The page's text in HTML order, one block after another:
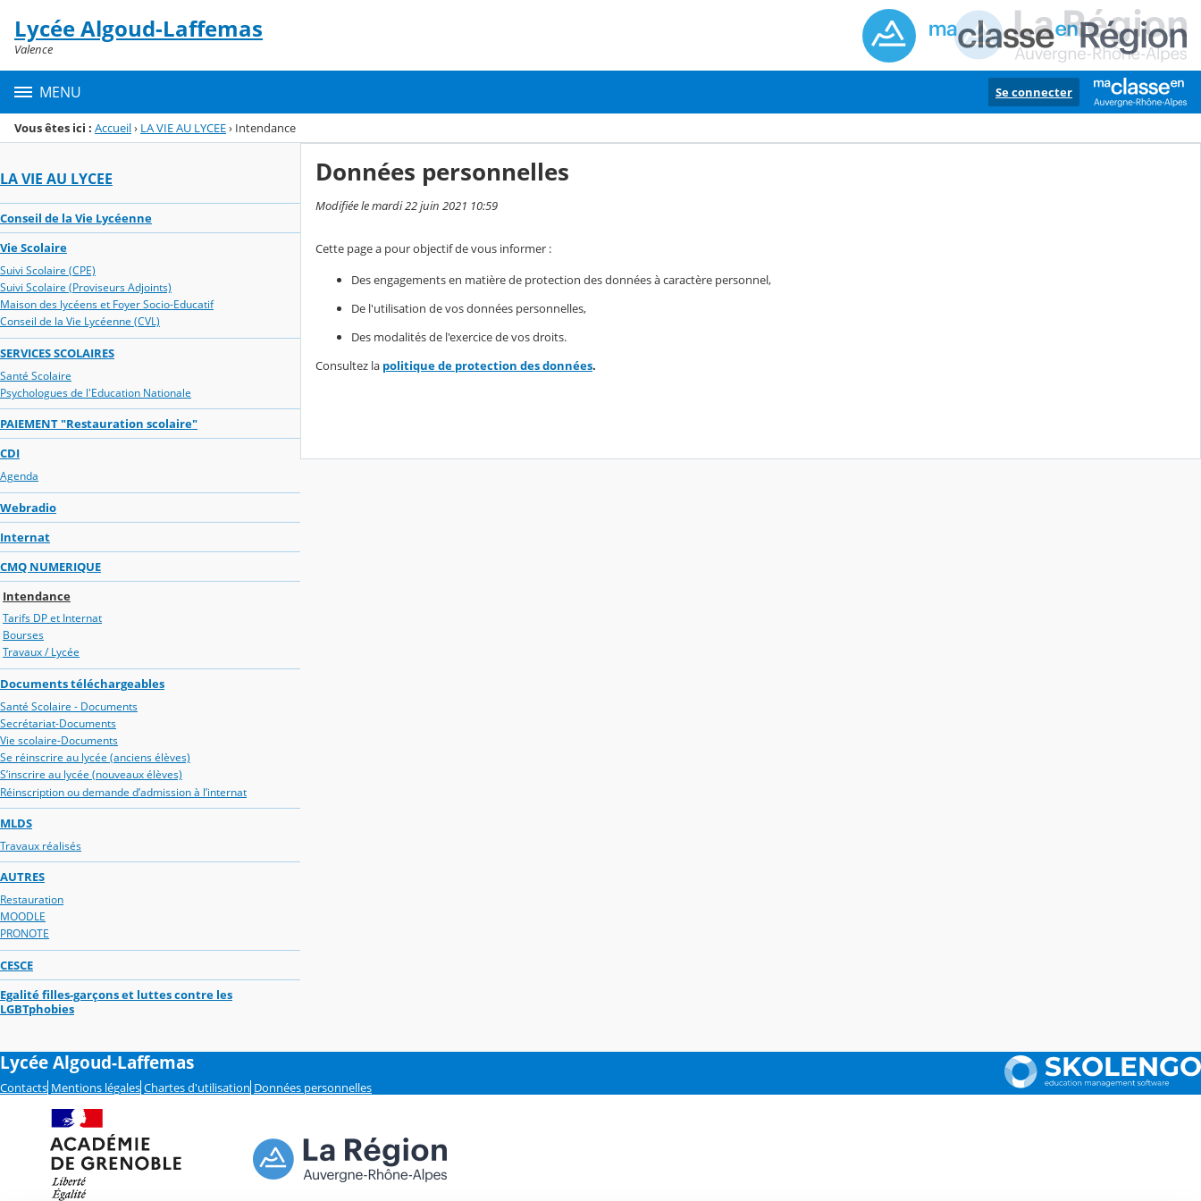
Menu de la rubrique
Contenu
Lycée Algoud-Laffemas
Valence
MENU Se connecter
Vous êtes ici : Accueil› LA VIE AU LYCEE› Intendance
LA VIE AU LYCEE
Conseil de la Vie Lycéenne
Vie Scolaire
Suivi Scolaire (CPE)
Suivi Scolaire (Proviseurs Adjoints)
Maison des lycéens et Foyer Socio-Educatif
Conseil de la Vie Lycéenne (CVL)
SERVICES SCOLAIRES
Santé Scolaire
Psychologues de l'Education Nationale
PAIEMENT "Restauration scolaire"
CDI
Agenda
Webradio
Internat
CMQ NUMERIQUE
Intendance
Tarifs DP et Internat
Bourses
Travaux / Lycée
Documents téléchargeables
Santé Scolaire - Documents
Secrétariat-Documents
Vie scolaire-Documents
Se réinscrire au lycée (anciens élèves)
S’inscrire au lycée (nouveaux élèves)
Réinscription ou demande d’admission à l’internat
MLDS
Travaux réalisés
AUTRES
Restauration
MOODLE
PRONOTE
CESCE
Egalité filles-garçons et luttes contre les
LGBTphobies
Données personnelles
Modifiée le mardi 22 juin 2021 10:59
Cette page a pour objectif de vous informer :
Des engagements en matière de protection des données à caractère personnel,
De l'utilisation de vos données personnelles,
Des modalités de l'exercice de vos droits.
Consultez la politique de protection des données.
Lycée Algoud-Laffemas
Contacts Mentions légales Chartes d'utilisation Données personnelles